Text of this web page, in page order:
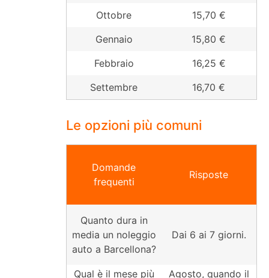
Ottobre
15,70 €
Gennaio
15,80 €
Febbraio
16,25 €
Settembre
16,70 €
Le opzioni più comuni
Domande
frequenti
Risposte
Quanto dura in
media un noleggio
auto a Barcellona?
Dai 6 ai 7 giorni.
Qual è il mese più
Agosto, quando il